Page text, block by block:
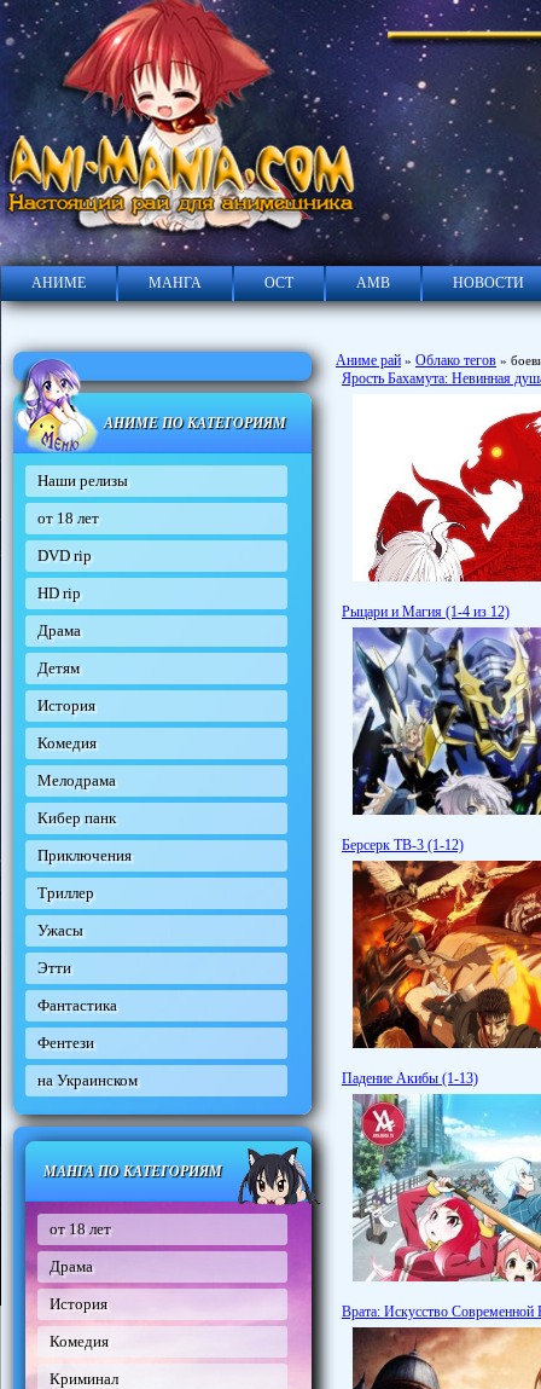
АНИМЕ МАНГА ОСТ АМВ НОВОСТИ
АНИМЕ ПО КАТЕГОРИЯМ
Наши релизы
от 18 лет
DVD rip
HD rip
Драма
Детям
История
Комедия
Мелодрама
Кибер панк
Приключения
Триллер
Ужасы
Этти
Фантастика
Фентези
на Украинском
МАНГА ПО КАТЕГОРИЯМ
от 18 лет
Драма
История
Комедия
Криминал
Аниме рай » Облако тегов »
Ярость Бахамута: Невинная
Рыцари и Магия (1-4 из 12)
Берсерк ТВ-3 (1-12)
Падение Акибы (1-13)
Врата: Искусство